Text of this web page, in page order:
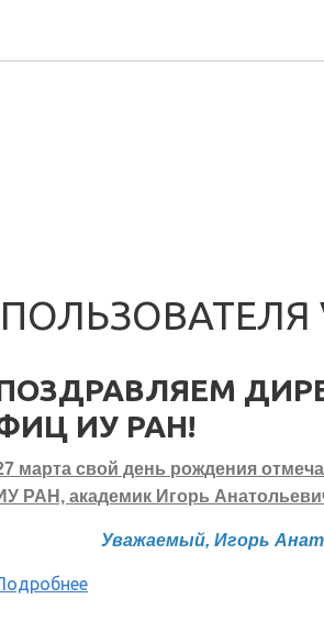
ИУ РАН!
марта свой день рождения
РАН, академик Игорь
Уважаемый, Игорь